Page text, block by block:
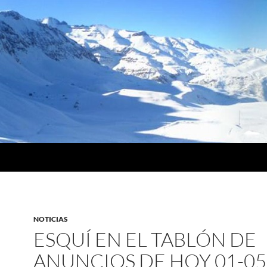
NOTICIAS
ESQUÍ EN EL TABLÓN DE
ANUNCIOS DE HOY 01-